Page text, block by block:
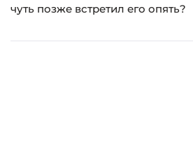
чуть позже встретил его опять?